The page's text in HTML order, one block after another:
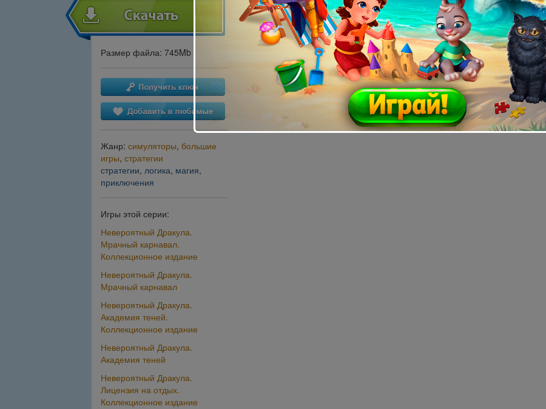
Размер файла: 745Mb
Жанр: симуляторы, большие
игры, стратегии
стратегии, логика, магия,
приключения
Игры этой серии:
Невероятный Дракула.
Мрачный карнавал.
Коллекционное издание
Невероятный Дракула.
Мрачный карнавал
Невероятный Дракула.
Академия теней.
Коллекционное издание
Невероятный Дракула.
Академия теней
Невероятный Дракула.
Лицензия на отдых.
Коллекционное издание